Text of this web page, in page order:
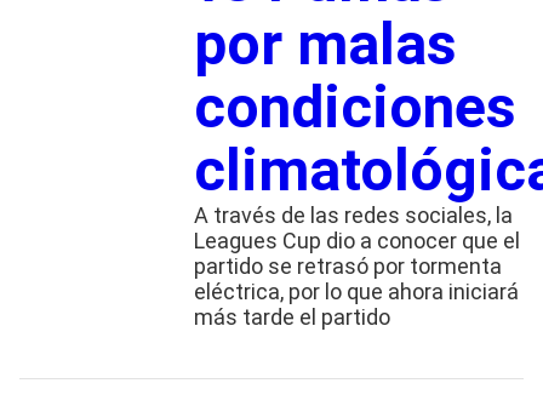
por malas
condiciones
A través de las redes sociales, la
Leagues Cup dio a conocer que el
partido se retrasó por tormenta
eléctrica, por lo que ahora iniciará
más tarde el partido